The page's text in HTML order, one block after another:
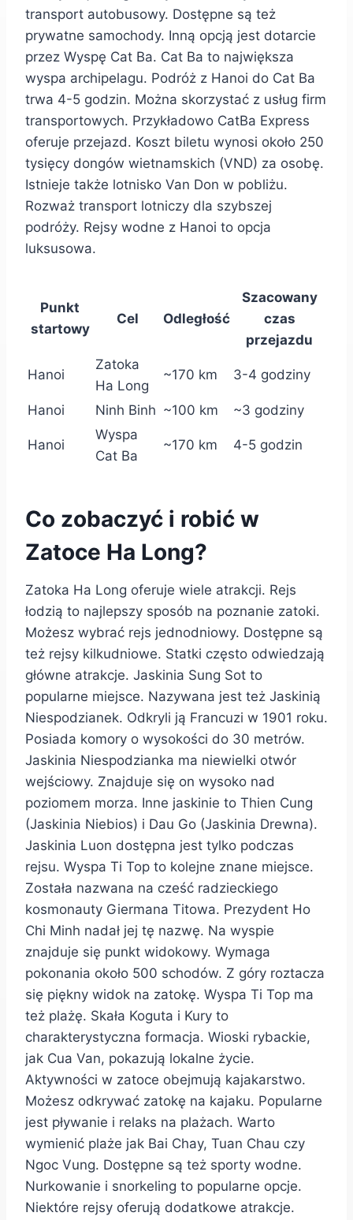
transport autobusowy. Dostępne są też
prywatne samochody. Inną opcją jest dotarcie
przez Wyspę Cat Ba. Cat Ba to największa
wyspa archipelagu. Podróż z Hanoi do Cat Ba
trwa 4-5 godzin. Można skorzystać z usług firm
transportowych. Przykładowo CatBa Express
oferuje przejazd. Koszt biletu wynosi około 250
tysięcy dongów wietnamskich (VND) za osobę.
Istnieje także lotnisko Van Don w pobliżu.
Rozważ transport lotniczy dla szybszej
podróży. Rejsy wodne z Hanoi to opcja
luksusowa.
Punkt
startowy
Cel Odległość
Szacowany
czas
przejazdu
Hanoi
Zatoka
Ha Long
~170 km 3-4 godziny
Hanoi Ninh Binh ~100 km ~3 godziny
Hanoi
Wyspa
Cat Ba
~170 km 4-5 godzin
Co zobaczyć i robić w
Zatoce Ha Long?
Zatoka Ha Long oferuje wiele atrakcji. Rejs
łodzią to najlepszy sposób na poznanie zatoki.
Możesz wybrać rejs jednodniowy. Dostępne są
też rejsy kilkudniowe. Statki często odwiedzają
główne atrakcje. Jaskinia Sung Sot to
popularne miejsce. Nazywana jest też Jaskinią
Niespodzianek. Odkryli ją Francuzi w 1901 roku.
Posiada komory o wysokości do 30 metrów.
Jaskinia Niespodzianka ma niewielki otwór
wejściowy. Znajduje się on wysoko nad
poziomem morza. Inne jaskinie to Thien Cung
(Jaskinia Niebios) i Dau Go (Jaskinia Drewna).
Jaskinia Luon dostępna jest tylko podczas
rejsu. Wyspa Ti Top to kolejne znane miejsce.
Została nazwana na cześć radzieckiego
kosmonauty Giermana Titowa. Prezydent Ho
Chi Minh nadał jej tę nazwę. Na wyspie
znajduje się punkt widokowy. Wymaga
pokonania około 500 schodów. Z góry roztacza
się piękny widok na zatokę. Wyspa Ti Top ma
też plażę. Skała Koguta i Kury to
charakterystyczna formacja. Wioski rybackie,
jak Cua Van, pokazują lokalne życie.
Aktywności w zatoce obejmują kajakarstwo.
Możesz odkrywać zatokę na kajaku. Popularne
jest pływanie i relaks na plażach. Warto
wymienić plaże jak Bai Chay, Tuan Chau czy
Ngoc Vung. Dostępne są też sporty wodne.
Nurkowanie i snorkeling to popularne opcje.
Niektóre rejsy oferują dodatkowe atrakcje.